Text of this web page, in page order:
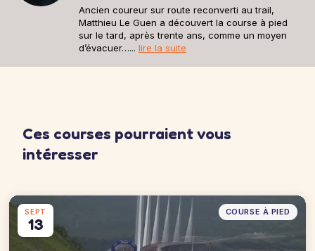
Ancien coureur sur route reconverti au trail,
Matthieu Le Guen a découvert la course à pied
sur le tard, après trente ans, comme un moyen
d’évacuer…... lire la suite
Ces courses pourraient vous
intéresser
SEPT
13
COURSE À PIED